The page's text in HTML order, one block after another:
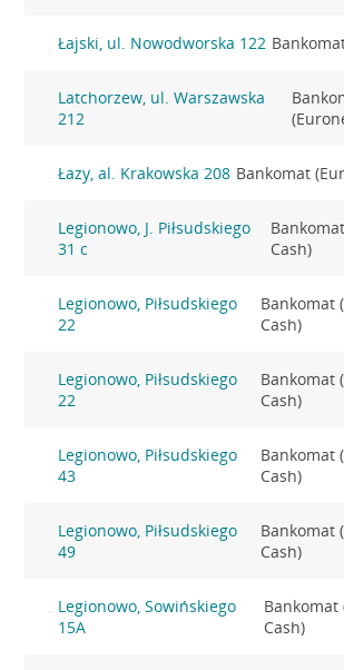
Łajski, ul. Nowodworska 122
Latchorzew, ul. Warszawska
212
Łazy, al. Krakowska 208 Bankomat
Legionowo, J. Piłsudskiego
31 c
Cash)
Legionowo, Piłsudskiego
22
Bankomat
Cash)
Legionowo, Piłsudskiego
22
Bankomat
Cash)
Legionowo, Piłsudskiego
43
Bankomat
Cash)
Legionowo, Piłsudskiego
49
Bankomat
Cash)
Legionowo, Sowińskiego
15A
Bankomat
Cash)